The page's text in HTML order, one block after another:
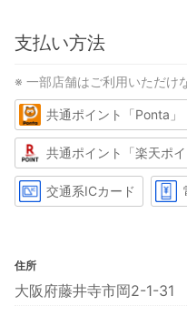
支払い方法
※ 一部店舗はご利用いただけ
共通ポイント「Ponta」
共通ポイント「楽天ポイ
交通系ICカード
住所
大阪府藤井寺市岡2-1-31